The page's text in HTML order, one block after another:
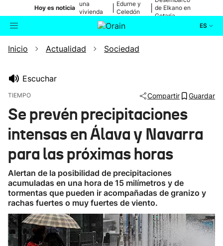
Hoy es noticia
una
vivienda
de Bilbao
Edurne y
Celedón
de Elkano en
Getaria
ES
Buscador Actualidad
Ikusmiran
Eguraldia
Inicio Actualidad Sociedad
Escuchar
TIEMPO Compartir Guardar
Se prevén precipitaciones
intensas en Álava y Navarra
para las próximas horas
Alertan de la posibilidad de precipitaciones
acumuladas en una hora de 15 milímetros y de
tormentas que pueden ir acompañadas de granizo y
rachas fuertes o muy fuertes de viento.